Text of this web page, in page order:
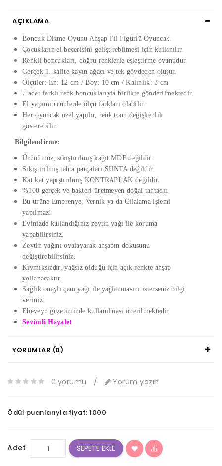
AÇIKLAMA
Boncuk Dizme Oyunu Ahşap Fil Figürlü Oyuncak.
Çocukların el becerisini geliştirebilmesi için kullanılır.
Renkli boncukları, doğru renklerle eşleştirme oyunudur.
Gerçek 1. kalite kayın ağacı ve tek gövdeden oluşur.
Ölçüler: En: 12 cm / Boy: 10 cm / Kalınlık: 3 cm
7 adet farklı renk boncuklarıyla birlikte gönderilmektedir.
El yapımı ürünlerde ölçü farkları olabilir.
Her oyuncak özel yapılır, renk tonu değişkenlik
gösterebilir.
Bilgilendirme:
Ürünümüz, sıkıştırılmış kağıt MDF değildir.
Sıkıştırılmış tahta parçaları SUNTA değildir.
Kat kat yapıştırılmış KONTRAPLAK değildir.
%100 gerçek ve bakteri üretmeyen doğal tahtadır.
Bu ürüne Emprenye, Vernik ya da Cilalama işlemi
yapılmaz!
Evinizde kullandığınız zeytin yağı ile koruma
yapabilirsiniz.
Zeytin yağını ovalayarak ahşabın dokusunu
değiştirebilirsiniz.
Kıymıksızdır, yağsız olduğu için açık renkte ahşap
yollanacaktır.
Sağlık onaylı çam yağı ile yağlanmasını isterseniz bilgi
veriniz.
Ebeveyn gözetiminde kullanılması önerilmektedir.
Sevimli Hayalet
YORUMLAR (0)
0 yorumu / Yorum yazın
Ödül puanlarıyla fiyat: 1000
Adet SEPETE EKLE